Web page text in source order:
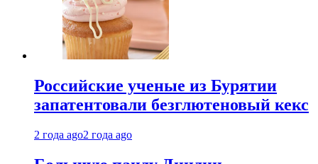
Российские ученые из Бурятии
запатентовали безглютеновый кекс
2 года ago2 года ago